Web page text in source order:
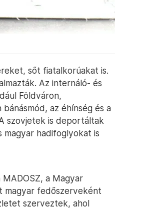
sőt fiatalkorúakat is.
Az internáló- és
Földváron,
az éhínség és a
szovjetek is deportáltak
hadifoglyokat is
a Magyar
magyar fedőszerveként
szerveztek, ahol